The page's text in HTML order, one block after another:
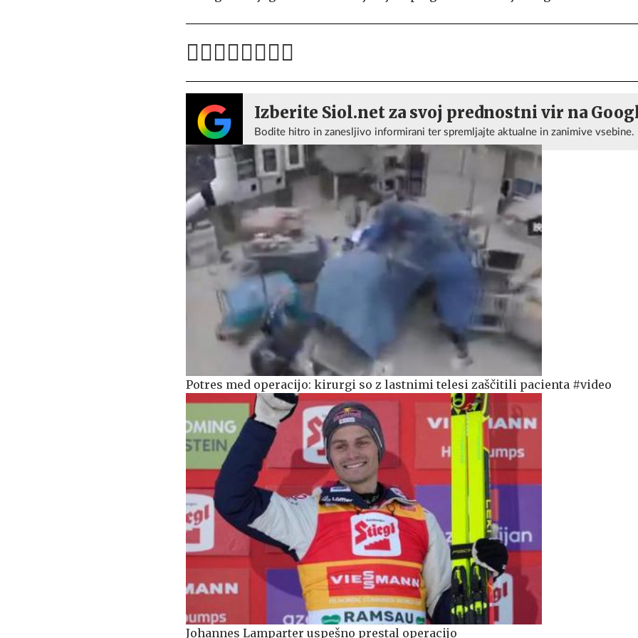
Izberite Siol.net za svoj prednostni vir na
Bodite hitro in zanesljivo informirani ter spremljajte aktualne in zanimive vsebine.
Potres med operacijo: kirurgi so z lastnimi telesi zaščitili pacienta #video
Johannes Lamparter uspešno prestal operacijo